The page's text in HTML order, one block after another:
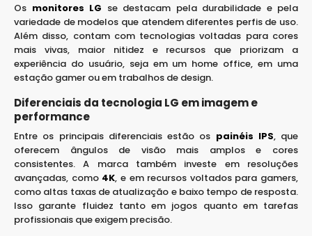
Os monitores LG se destacam pela durabilidade e pela
variedade de modelos que atendem diferentes perfis de uso.
Além disso, contam com tecnologias voltadas para cores
mais vivas, maior nitidez e recursos que priorizam a
experiência do usuário, seja em um home office, em uma
estação gamer ou em trabalhos de design.
Diferenciais da tecnologia LG em imagem e
performance
Entre os principais diferenciais estão os painéis IPS, que
oferecem ângulos de visão mais amplos e cores
consistentes. A marca também investe em resoluções
avançadas, como 4K, e em recursos voltados para gamers,
como altas taxas de atualização e baixo tempo de resposta.
Isso garante fluidez tanto em jogos quanto em tarefas
profissionais que exigem precisão.